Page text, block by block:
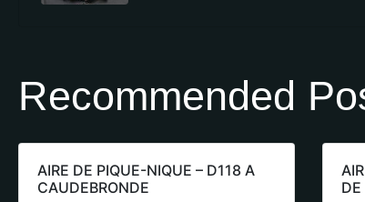
Recommended
AIRE DE PIQUE-NIQUE – D118 A
CAUDEBRONDE
DE